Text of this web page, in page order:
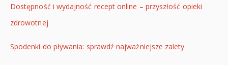
Dostępność i wydajność recept online – przyszłość opieki
zdrowotnej
Spodenki do pływania: sprawdź najważniejsze zalety